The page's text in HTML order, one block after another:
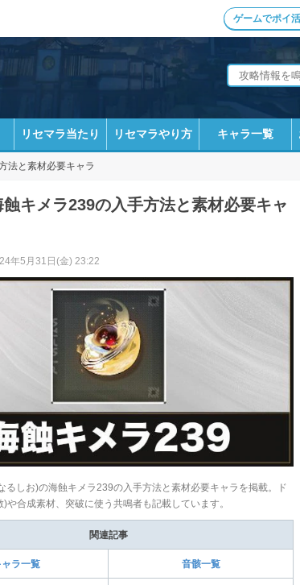
ゲームでポイ活
リセマラ当たり リセマラやり方 キャラ一覧
法と素材必要キャラ
蝕キメラ239の入手方法と素材必要キャ
年5月31日(金) 23:22
るしお)の海蝕キメラ239の入手方法と素材必要キャラを掲載。ド
)や合成素材、突破に使う共鳴者も記載しています。
関連記事
ャラ一覧 音骸一覧